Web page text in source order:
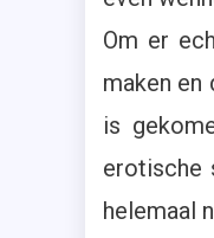
Om er
maken
is
erotische
helemaal